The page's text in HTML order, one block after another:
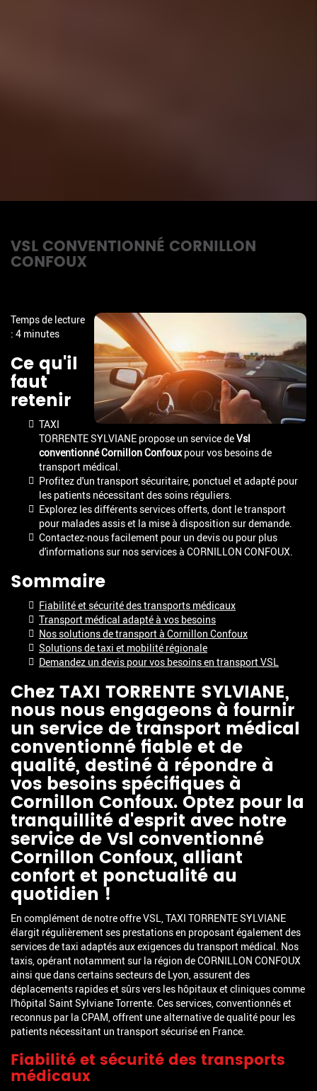
VSL CONVENTIONNÉ CORNILLON
CONFOUX
Temps de lecture
: 4 minutes
Ce qu'il
faut
retenir
TAXI
TORRENTE SYLVIANE propose un service deVsl
conventionné Cornillon Confouxpour vos besoins de
transport médical.
Profitez d'un transport sécuritaire, ponctuel et adapté pour
les patients nécessitant des soins réguliers.
Explorez les différents services offerts, dont le transport
pour malades assis et la mise à disposition sur demande.
Contactez-nous facilement pour un devis ou pour plus
d'informations sur nos services à CORNILLON CONFOUX.
Sommaire
Fiabilité et sécurité des transports médicaux
Transport médical adapté à vos besoins
Nos solutions de transport à Cornillon Confoux
Solutions de taxi et mobilité régionale
Demandez un devis pour vos besoins en transport VSL
Chez TAXI TORRENTE SYLVIANE,
nous nous engageons à fournir
un service de transport médical
conventionné fiable et de
qualité, destiné à répondre à
vos besoins spécifiques à
Cornillon Confoux. Optez pour la
tranquillité d'esprit avec notre
service deVsl conventionné
Cornillon Confoux, alliant
confort et ponctualité au
quotidien !
En complément de notre offre VSL, TAXI TORRENTE SYLVIANE
élargit régulièrement ses prestations en proposant également des
services de taxi adaptés aux exigences du transport médical. Nos
taxis, opérant notamment sur la région de CORNILLON CONFOUX
ainsi que dans certains secteurs de Lyon, assurent des
déplacements rapides et sûrs vers les hôpitaux et cliniques comme
l'hôpital Saint Sylviane Torrente. Ces services, conventionnés et
reconnus par la CPAM, offrent une alternative de qualité pour les
patients nécessitant un transport sécurisé en France.
Fiabilité et sécurité des transports
médicaux